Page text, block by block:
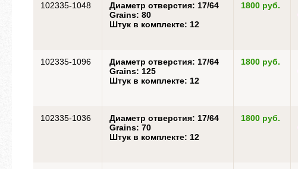
102335-1048
Диаметр отверстия: 17/64
Grains: 80
Штук в комплекте: 12
1800 руб.
102335-1096
Диаметр отверстия: 17/64
Grains: 125
Штук в комплекте: 12
1800 руб.
102335-1036
Диаметр отверстия: 17/64
Grains: 70
Штук в комплекте: 12
1800 руб.